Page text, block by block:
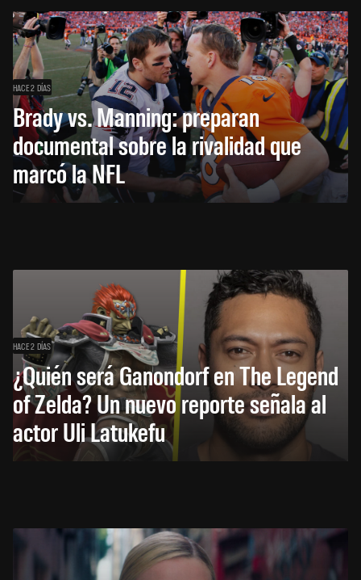
HACE 2 DÍAS
Brady vs. Manning: preparan
documental sobre la rivalidad que
marcó la NFL
HACE 2 DÍAS
¿Quién será Ganondorf en The Legend
of Zelda? Un nuevo reporte señala al
actor Uli Latukefu